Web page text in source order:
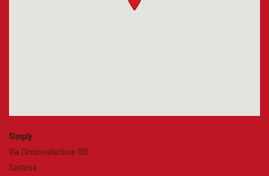
Simply
Via Circonvallazione 190
Santena